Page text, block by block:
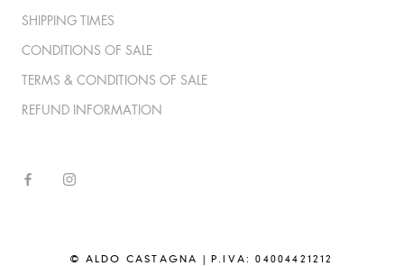
SHIPPING TIMES
CONDITIONS OF SALE
TERMS & CONDITIONS OF SALE
REFUND INFORMATION
© ALDO CASTAGNA | P.IVA: 04004421212